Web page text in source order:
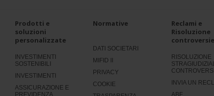
Prodotti e
soluzioni
personalizzate
INVESTIMENTI
SOSTENIBILI
INVESTIMENTI
ASSICURAZIONE E
PREVIDENZA
Normative
DATI SOCIETARI
MIFID II
PRIVACY
COOKIE
Reclami e
Risoluzione
controversie
RISOLUZIONE
INVIA UN
ABF